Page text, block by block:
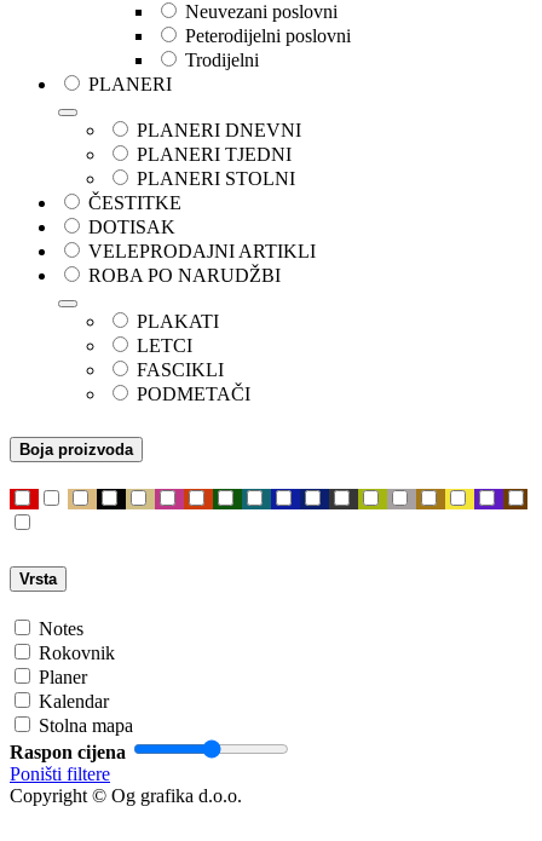
Neuvezani poslovni
Peterodijelni poslovni
Trodijelni
PLANERI
PLANERI DNEVNI
PLANERI TJEDNI
PLANERI STOLNI
ČESTITKE
DOTISAK
VELEPRODAJNI ARTIKLI
ROBA PO NARUDŽBI
PLAKATI
LETCI
FASCIKLI
PODMETAČI
Boja proizvoda
Vrsta
Notes
Rokovnik
Planer
Kalendar
Stolna mapa
Raspon cijena
Poništi filtere
Copyright © Og grafika d.o.o.